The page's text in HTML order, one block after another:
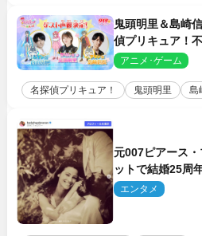
鬼頭明里＆島崎
偵プリキュア！
スト声優に決定
アニメ･ゲーム
名探偵プリキュア！ 鬼頭明里 島
元007ピアース
ットで結婚25周
エンタメ